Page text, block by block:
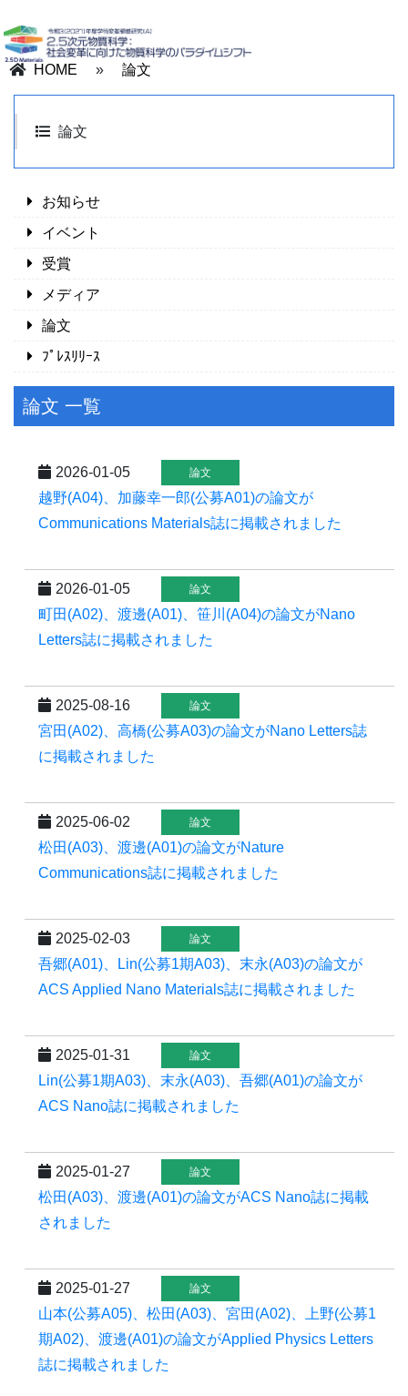
HOME » 論文
論文
お知らせ
イベント
受賞
メディア
論文
ﾌﾟﾚｽﾘﾘｰｽ
論文 一覧
2026-01-05 論文
越野(A04)、加藤幸一郎(公募A01)の論文が
Communications Materials誌に掲載されました
2026-01-05 論文
町田(A02)、渡邊(A01)、笹川(A04)の論文がNano
Letters誌に掲載されました
2025-08-16 論文
宮田(A02)、高橋(公募A03)の論文がNano Letters誌
に掲載されました
2025-06-02 論文
松田(A03)、渡邊(A01)の論文がNature
Communications誌に掲載されました
2025-02-03 論文
吾郷(A01)、Lin(公募1期A03)、末永(A03)の論文が
ACS Applied Nano Materials誌に掲載されました
2025-01-31 論文
Lin(公募1期A03)、末永(A03)、吾郷(A01)の論文が
ACS Nano誌に掲載されました
2025-01-27 論文
松田(A03)、渡邊(A01)の論文がACS Nano誌に掲載
されました
2025-01-27 論文
山本(公募A05)、松田(A03)、宮田(A02)、上野(公募1
期A02)、渡邊(A01)の論文がApplied Physics Letters
誌に掲載されました